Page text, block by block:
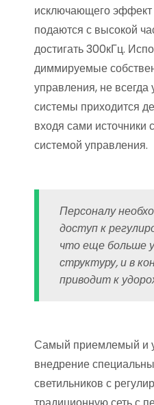
исключающего
подаются с высокой
достигать 300кГц.
диммируемые
управления, не
системы приходится
входя сами источники
системой управления.
Персоналу
доступ к
что еще больше
структуру, и в
приводит к
Самый приемлемый и
внедрение
светильников с